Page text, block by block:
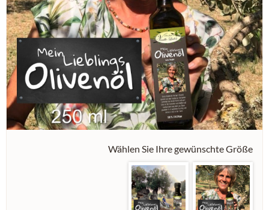
Wählen Sie Ihre gewünschte Größe